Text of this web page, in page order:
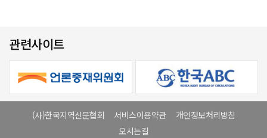
관련사이트
(사)한국지역신문협회 서비스이용약관
개인정보처리방침
오시는길